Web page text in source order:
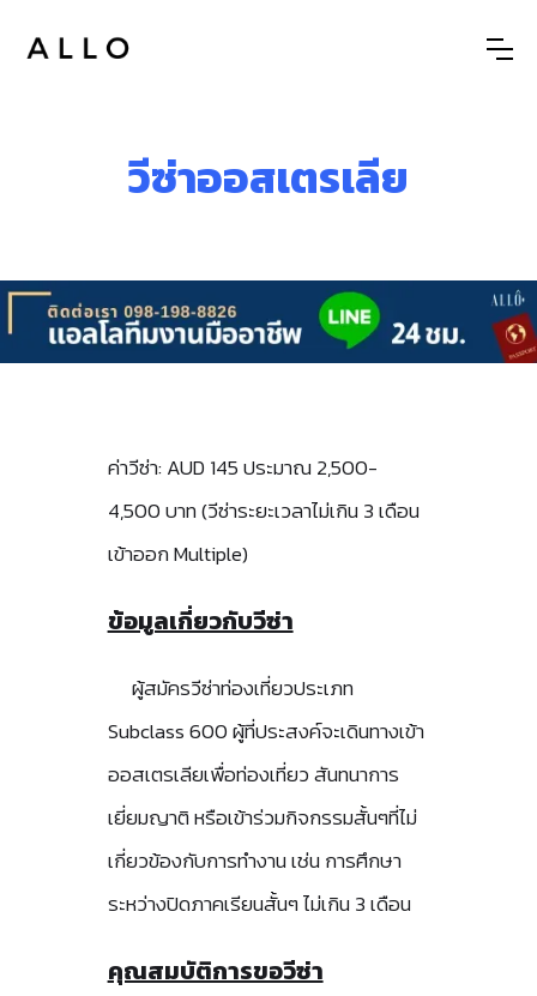
วีซ่าออสเตรเลีย
ค่าวีซ่า: AUD 145 ประมาณ 2,500-
4,500 บาท (วีซ่าระยะเวลาไม่เกิน 3 เดือน
เข้าออก Multiple)
ข้อมูลเกี่ยวกับวีซ่า
ผู้สมัครวีซ่าท่องเที่ยวประเภท
Subclass 600 ผู้ที่ประสงค์จะเดินทางเข้า
ออสเตรเลียเพื่อท่องเที่ยว สันทนาการ
เยี่ยมญาติ หรือเข้าร่วมกิจกรรมสั้นๆที่ไม่
เกี่ยวข้องกับการทำงาน เช่น การศึกษา
ระหว่างปิดภาคเรียนสั้นๆ ไม่เกิน 3 เดือน
คุณสมบัติการขอวีซ่า